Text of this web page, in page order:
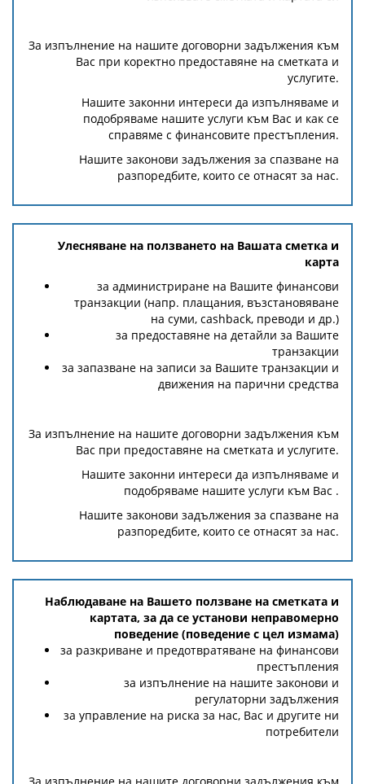
За изпълнение на нашите договорни задължения към
Вас при коректно предоставяне на сметката и
услугите.
Нашите законни интереси да изпълняваме и
подобряваме нашите услуги към Вас и как се
справяме с финансовите престъпления.
Нашите законови задължения за спазване на
разпоредбите, които се отнасят за нас.
Улесняване на ползването на Вашата сметка и
карта
за администриране на Вашите финансови
транзакции (напр. плащания, възстановяване
на суми, cashback, преводи и др.)
за предоставяне на детайли за Вашите
транзакции
за запазване на записи за Вашите транзакции и
движения на парични средства
За изпълнение на нашите договорни задължения към
Вас при предоставяне на сметката и услугите.
Нашите законни интереси да изпълняваме и
подобряваме нашите услуги към Вас .
Нашите законови задължения за спазване на
разпоредбите, които се отнасят за нас.
Наблюдаване на Вашето ползване на сметката и
картата, за да се установи неправомерно
поведение (поведение с цел измама)
за разкриване и предотвратяване на финансови
престъпления
за изпълнение на нашите законови и
регулаторни задължения
за управление на риска за нас, Вас и другите ни
потребители